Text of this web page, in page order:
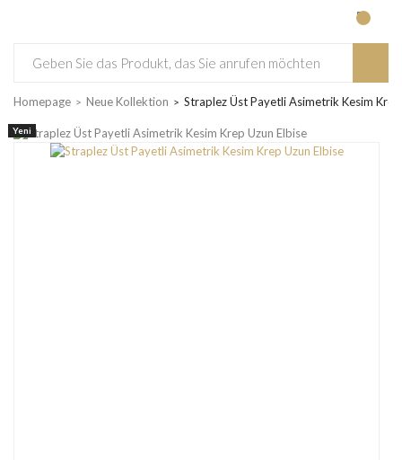
Homepage Neue Kollektion Straplez Üst Payetli Asimetrik Kesim Krep
Yeni